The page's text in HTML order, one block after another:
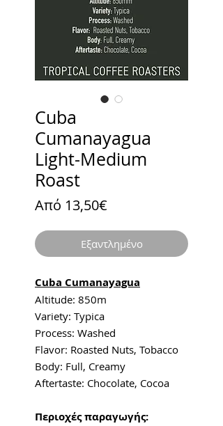
Cuba
Cumanayagua
Light-Medium
Roast
Από 13,50€
Εξαντλημένο
Cuba Cumanayagua
Altitude: 850m
Variety: Typica
Process: Washed
Flavor: Roasted Nuts, Tobacco
Body: Full, Creamy
Aftertaste: Chocolate, Cocoa
Περιοχές παραγωγής: